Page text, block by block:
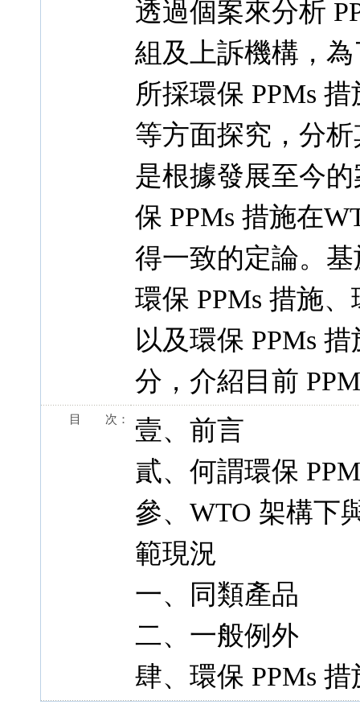
透過個案來分析
組及上訴機構，
所採環保 PPMs
等方面探究，分
是根據發展至今
保 PPMs 措施在
得一致的定論。
環保 PPMs 措施
以及環保 PPMs
分，介紹目前
目 次：
壹、前言
貳、何謂環保
參、WTO 架構下
範現況
一、同類產品
二、一般例外
肆、環保 PPMs